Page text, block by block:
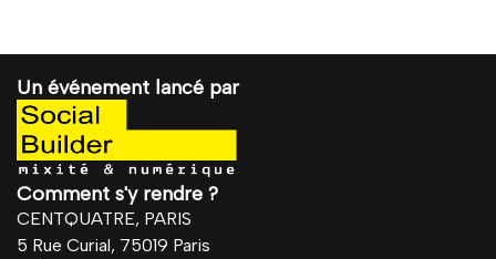
Un événement lancé par
Comment s'y rendre ?
CENTQUATRE, PARIS
5 Rue Curial, 75019 Paris